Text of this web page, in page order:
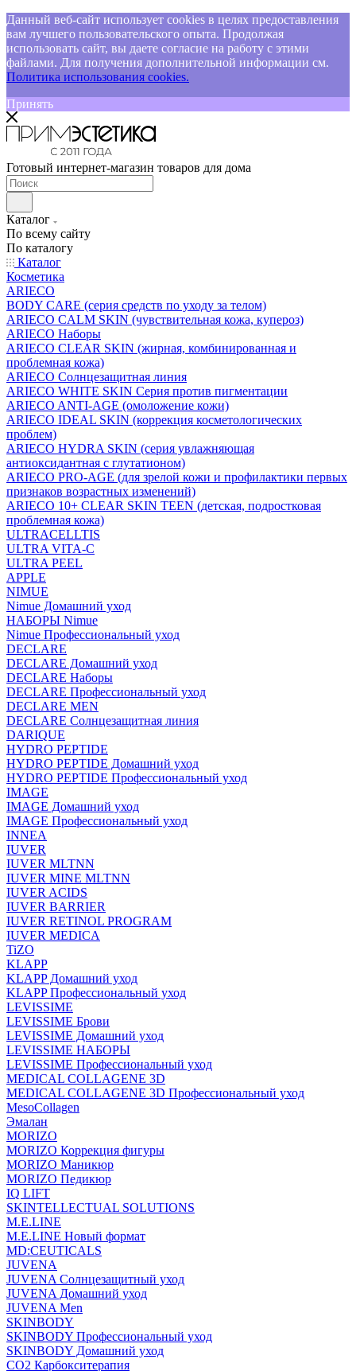
Данный веб-сайт использует cookies в целях предоставления
вам лучшего пользовательского опыта. Продолжая
использовать сайт, вы даете согласие на работу с этими
файлами. Для получения дополнительной информации см.
Политика использования cookies.
Принять
Готовый интернет-магазин товаров для дома
Каталог
По всему сайту
По каталогу
Каталог
Косметика
ARIECO
BODY CARE (серия средств по уходу за телом)
ARIECO CALM SKIN (чувствительная кожа, купероз)
ARIECO Наборы
ARIECO CLEAR SKIN (жирная, комбинированная и
проблемная кожа)
ARIECO Солнцезащитная линия
ARIECO WHITE SKIN Серия против пигментации
ARIECO ANTI-AGE (омоложение кожи)
ARIECO IDEAL SKIN (коррекция косметологических
проблем)
ARIECO HYDRA SKIN (серия увлажняющая
антиоксидантная с глутатионом)
ARIECO PRO-AGE (для зрелой кожи и профилактики первых
признаков возрастных изменений)
ARIECO 10+ CLEAR SKIN TEEN (детская, подростковая
проблемная кожа)
ULTRACELLTIS
ULTRA VITA-C
ULTRA PEEL
APPLE
NIMUE
Nimue Домашний уход
НАБОРЫ Nimue
Nimue Профессиональный уход
DECLARE
DECLARE Домашний уход
DECLARE Наборы
DECLARE Профессиональный уход
DECLARE MEN
DECLARE Солнцезащитная линия
DARIQUE
HYDRO PEPTIDE
HYDRO PEPTIDE Домашний уход
HYDRO PEPTIDE Профессиональный уход
IMAGE
IMAGE Домашний уход
IMAGE Профессиональный уход
INNEA
IUVER
IUVER MLTNN
IUVER MINE MLTNN
IUVER ACIDS
IUVER BARRIER
IUVER RETINOL PROGRAM
IUVER MEDICA
TiZO
KLAPP
KLAPP Домашний уход
KLAPP Профессиональный уход
LEVISSIME
LEVISSIME Брови
LEVISSIME Домашний уход
LEVISSIME НАБОРЫ
LEVISSIME Профессиональный уход
MEDICAL COLLAGENE 3D
MEDICAL COLLAGENE 3D Профессиональный уход
MesoCollagen
Эмалан
MORIZO
MORIZO Коррекция фигуры
MORIZO Маникюр
MORIZO Педикюр
IQ LIFT
SKINTELLECTUAL SOLUTIONS
M.E.LINE
M.E.LINE Новый формат
MD:CEUTICALS
JUVENA
JUVENA Солнцезащитный уход
JUVENA Домашний уход
JUVENA Men
SKINBODY
SKINBODY Профессиональный уход
SKINBODY Домашний уход
CO2 Карбокситерапия